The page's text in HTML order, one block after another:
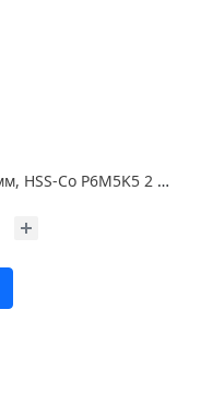
Сверло 668040 по металлу ЦХ 4*75мм, HSS-Co P6M5K5 2 шт. RENNBOHR COBALT